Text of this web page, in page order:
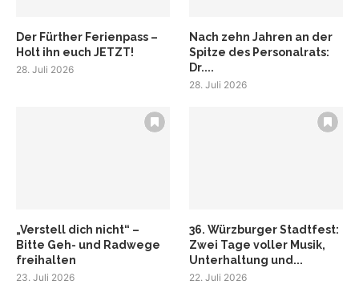
Der Fürther Ferienpass –
Holt ihn euch JETZT!
28. Juli 2026
Nach zehn Jahren an der
Spitze des Personalrats:
Dr....
28. Juli 2026
„Verstell dich nicht“ –
Bitte Geh- und Radwege
freihalten
23. Juli 2026
36. Würzburger Stadtfest:
Zwei Tage voller Musik,
Unterhaltung und...
22. Juli 2026